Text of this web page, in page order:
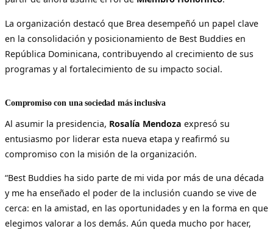
La organización destacó que Brea desempeñó un papel clave
en la consolidación y posicionamiento de Best Buddies en
República Dominicana, contribuyendo al crecimiento de sus
programas y al fortalecimiento de su impacto social.
Compromiso con una sociedad más inclusiva
Al asumir la presidencia, Rosalía Mendoza expresó su
entusiasmo por liderar esta nueva etapa y reafirmó su
compromiso con la misión de la organización.
“Best Buddies ha sido parte de mi vida por más de una década
y me ha enseñado el poder de la inclusión cuando se vive de
cerca: en la amistad, en las oportunidades y en la forma en que
elegimos valorar a los demás. Aún queda mucho por hacer,